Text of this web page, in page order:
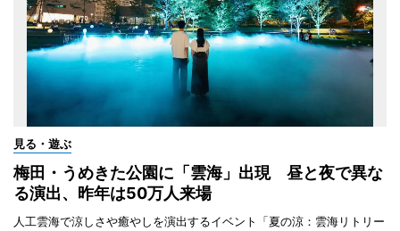
見る・遊ぶ
梅田・うめきた公園に「雲海」出現 昼と夜で異な
る演出、昨年は50万人来場
人工雲海で涼しさや癒やしを演出するイベント「夏の涼：雲海リトリー